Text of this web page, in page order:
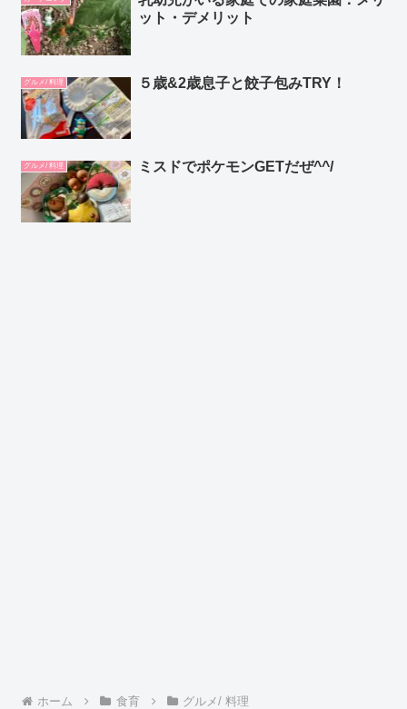
ット・デメリット
グルメ/ 料理 ５歳&2歳息子と餃子包みTRY！
グルメ/ 料理 ミスドでポケモンGETだぜ^^/
ホーム 食育 グルメ/ 料理